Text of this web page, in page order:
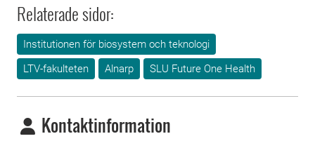
Relaterade sidor:
Institutionen för biosystem och teknologi
LTV-fakulteten
Alnarp SLU Future One Health
Kontaktinformation